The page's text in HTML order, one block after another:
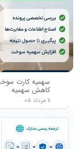
کاهش سهمیه
۱۱ مرداد ۰۵